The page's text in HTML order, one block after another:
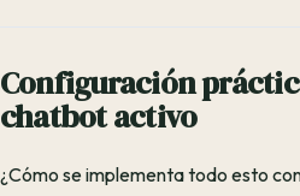
Configuración
chatbot activo
¿Cómo se implementa todo esto